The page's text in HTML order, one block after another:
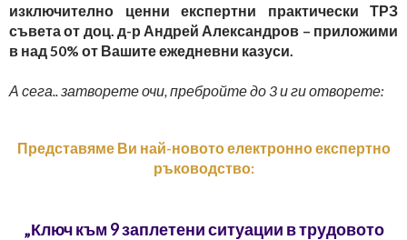
изключително ценни експертни практически ТРЗ
съвета от доц. д-р Андрей Александров – приложими
в над 50% от Вашите ежедневни казуси.
А сега.. затворете очи, пребройте до 3 и ги отворете:
Представяме Ви най-новото електронно експертно
ръководство:
„Ключ към 9 заплетени ситуации в трудовото